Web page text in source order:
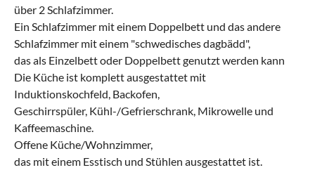
über 2 Schlafzimmer.
Ein Schlafzimmer mit einem Doppelbett und das andere
Schlafzimmer mit einem "schwedisches dagbädd",
das als Einzelbett oder Doppelbett genutzt werden kann
Die Küche ist komplett ausgestattet mit
Induktionskochfeld, Backofen,
Geschirrspüler, Kühl-/Gefrierschrank, Mikrowelle und
Kaffeemaschine.
Offene Küche/Wohnzimmer,
das mit einem Esstisch und Stühlen ausgestattet ist.